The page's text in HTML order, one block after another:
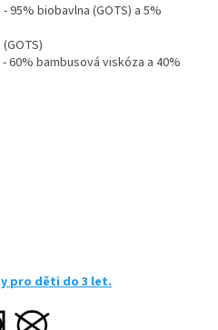
95% biobavlna (GOTS) a 5%
60% bambusová viskóza a 40%
pro děti do 3 let.